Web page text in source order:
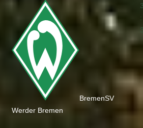
BremenSV
Werder Bremen
: